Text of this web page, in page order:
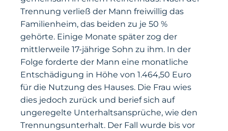
Trennung verließ der Mann freiwillig das
Familienheim, das beiden zu je 50 %
gehörte. Einige Monate später zog der
mittlerweile 17-jährige Sohn zu ihm. In der
Folge forderte der Mann eine monatliche
Entschädigung in Höhe von 1.464,50 Euro
für die Nutzung des Hauses. Die Frau wies
dies jedoch zurück und berief sich auf
ungeregelte Unterhaltsansprüche, wie den
Trennungsunterhalt. Der Fall wurde bis vor